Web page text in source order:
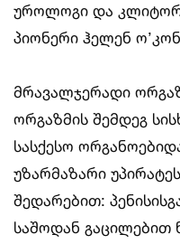
უროლოგი და
პიონერი ჰელენ
მრავალჯერადი
ორგაზმის შემდეგ
სასქესო
უზარმაზარი
შედარებით:
საშოდან გაცილებით